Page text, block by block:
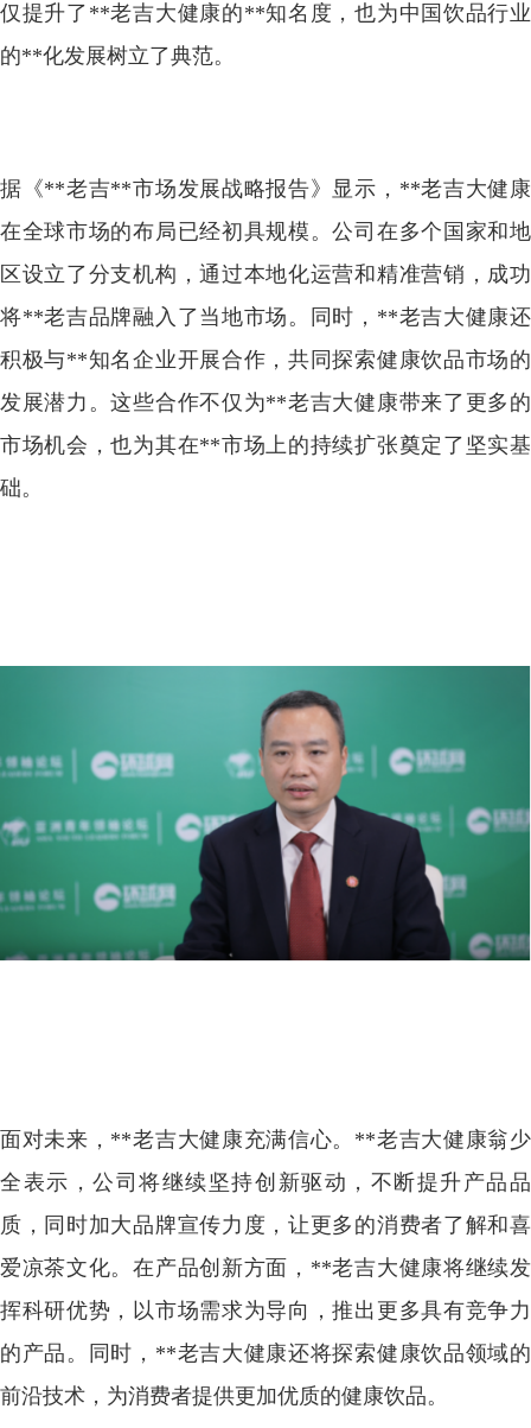
仅提升了**老吉大健康的**知名度，也为中国饮品行业
的**化发展树立了典范。
据《**老吉**市场发展战略报告》显示，**老吉大健康
在全球市场的布局已经初具规模。公司在多个国家和地
区设立了分支机构，通过本地化运营和精准营销，成功
将**老吉品牌融入了当地市场。同时，**老吉大健康还
积极与**知名企业开展合作，共同探索健康饮品市场的
发展潜力。这些合作不仅为**老吉大健康带来了更多的
市场机会，也为其在**市场上的持续扩张奠定了坚实基
础。
面对未来，**老吉大健康充满信心。**老吉大健康翁少
全表示，公司将继续坚持创新驱动，不断提升产品品
质，同时加大品牌宣传力度，让更多的消费者了解和喜
爱凉茶文化。在产品创新方面，**老吉大健康将继续发
挥科研优势，以市场需求为导向，推出更多具有竞争力
的产品。同时，**老吉大健康还将探索健康饮品领域的
前沿技术，为消费者提供更加优质的健康饮品。